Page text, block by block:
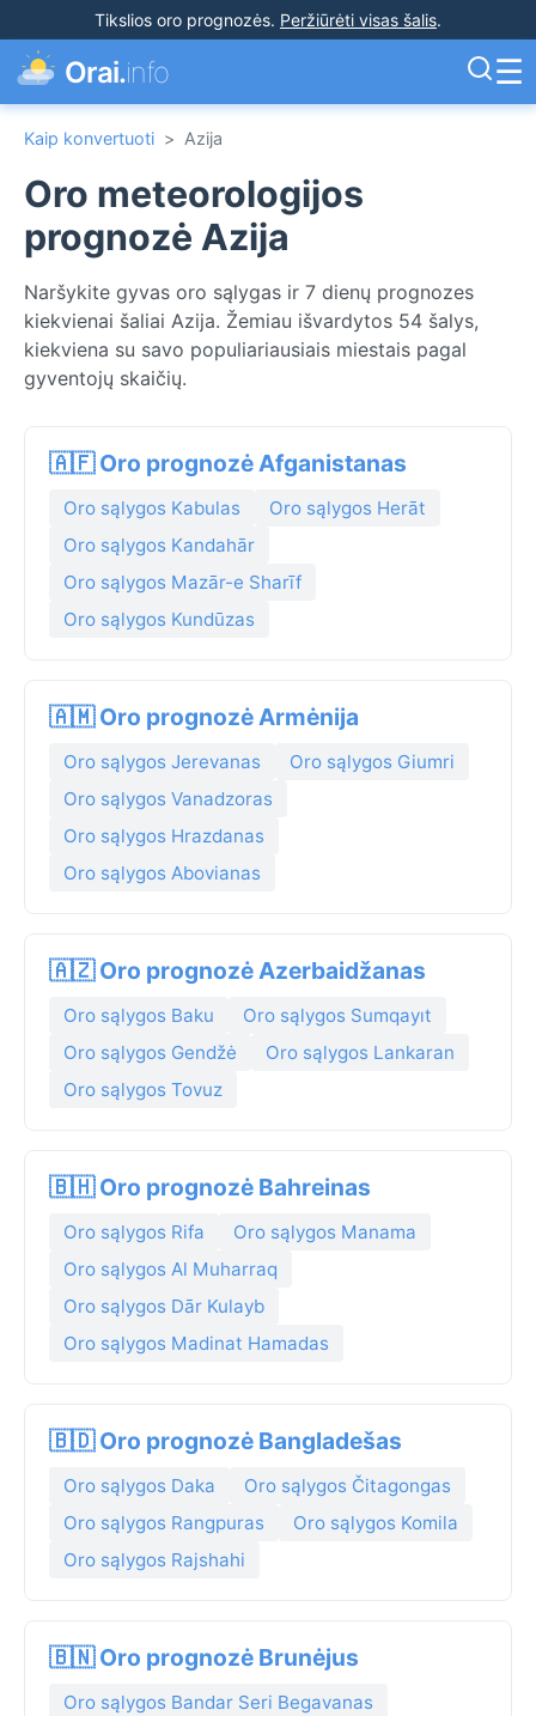
Tikslios oro prognozės. Peržiūrėti visas šalis.
Orai.info ☰
Kaip konvertuoti > Azija
Oro meteorologijos
prognozė Azija
Naršykite gyvas oro sąlygas ir 7 dienų prognozes
kiekvienai šaliai Azija. Žemiau išvardytos 54 šalys,
kiekviena su savo populiariausiais miestais pagal
gyventojų skaičių.
🇦🇫 Oro prognozė Afganistanas
Oro sąlygos Kabulas
Oro sąlygos Herāt
Oro sąlygos Kandahār
Oro sąlygos Mazār-e Sharīf
Oro sąlygos Kundūzas
🇦🇲 Oro prognozė Armėnija
Oro sąlygos Jerevanas
Oro sąlygos Giumri
Oro sąlygos Vanadzoras
Oro sąlygos Hrazdanas
Oro sąlygos Abovianas
🇦🇿 Oro prognozė Azerbaidžanas
Oro sąlygos Baku
Oro sąlygos Sumqayıt
Oro sąlygos Gendžė
Oro sąlygos Lankaran
Oro sąlygos Tovuz
🇧🇭 Oro prognozė Bahreinas
Oro sąlygos Rifa
Oro sąlygos Manama
Oro sąlygos Al Muharraq
Oro sąlygos Dār Kulayb
Oro sąlygos Madinat Hamadas
🇧🇩 Oro prognozė Bangladešas
Oro sąlygos Daka
Oro sąlygos Čitagongas
Oro sąlygos Rangpuras
Oro sąlygos Komila
Oro sąlygos Rajshahi
🇧🇳 Oro prognozė Brunėjus
Oro sąlygos Bandar Seri Begavanas